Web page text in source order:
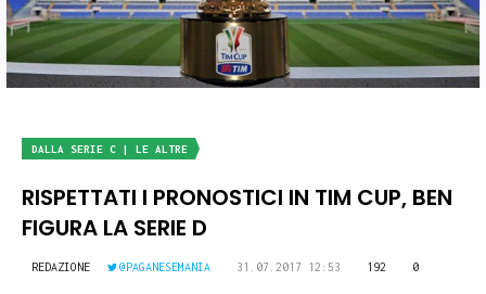
DALLA SERIE C | LE ALTRE
RISPETTATI I PRONOSTICI IN TIM CUP, BEN
FIGURA LA SERIE D
REDAZIONE @PAGANESEMANIA 31.07.2017 12:53 192 0